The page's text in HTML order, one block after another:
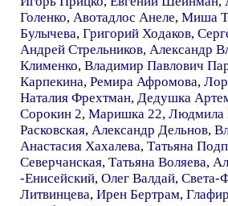
Голенко, Авотадлос Анеле, Миша
Булычева, Григорий Ходаков,
Андрей Стрельников, Александр
Клименко, Владимир Павлович
Карпекина, Ремира Афромова,
Наталия Фрехтман, Дедушка
Сорокин 2, Маришка 22, Людмила
Расковская, Александр Дельнов,
Анастасия Хахалева, Татьяна
Северчанская, Татьяна Воляева,
-Енисейский, Олег Валдай, Света-
Литвинцева, Ирен Бертрам,